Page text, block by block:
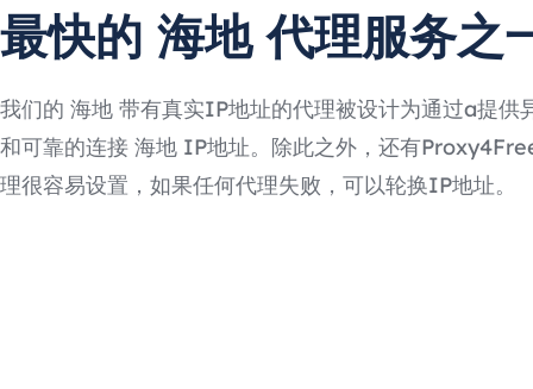
最快的 海地 代理服务之
我们的 海地 带有真实IP地址的代理被设计为通过a提供
和可靠的连接 海地 IP地址。除此之外，还有
理很容易设置，如果任何代理失败，可以轮换IP地址。